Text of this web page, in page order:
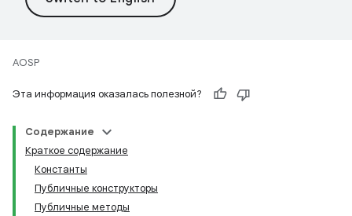
AOSP
Эта информация оказалась полезной?
Содержание
Краткое содержание
Константы
Публичные конструкторы
Публичные методы